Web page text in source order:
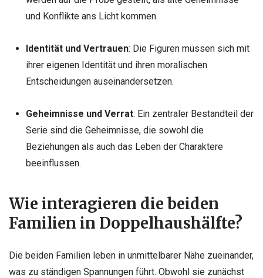
und Konflikte ans Licht kommen.
Identität und Vertrauen: Die Figuren müssen sich mit
ihrer eigenen Identität und ihren moralischen
Entscheidungen auseinandersetzen.
Geheimnisse und Verrat: Ein zentraler Bestandteil der
Serie sind die Geheimnisse, die sowohl die
Beziehungen als auch das Leben der Charaktere
beeinflussen.
Wie interagieren die beiden
Familien in Doppelhaushälfte?
Die beiden Familien leben in unmittelbarer Nähe zueinander,
was zu ständigen Spannungen führt. Obwohl sie zunächst